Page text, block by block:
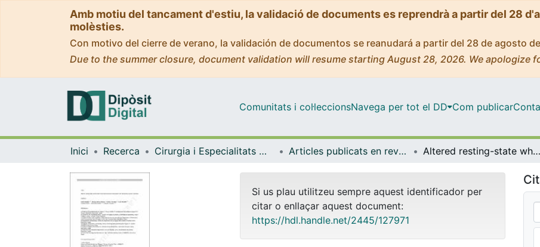
Amb motiu del tancament d'estiu, la validació de documents es reprendrà a partir del 28
molèsties.
Con motivo del cierre de verano, la validación de documentos se reanudará a partir del 28 de agosto
Due to the summer closure, document validation will resume starting August 28, 2026. We apologize
Comunitats i col·leccionsNavega per tot el DD Com publicar
Inici Recerca Cirurgia i Especialitats Medicoquirúrgiques Articles publicats en revistes (Cirurgia i Especialitats Medicoquirúrgiques) Altered resting-state whole-brain functional networks of neonates with intrauterine growth restriction
Si us plau utilitzeu sempre aquest identificador per
citar o enllaçar aquest document:
https://hdl.handle.net/2445/127971